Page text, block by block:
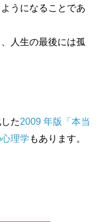
うになることであ
人生の最後には孤
た2009 年版「本当
理学 もあります。